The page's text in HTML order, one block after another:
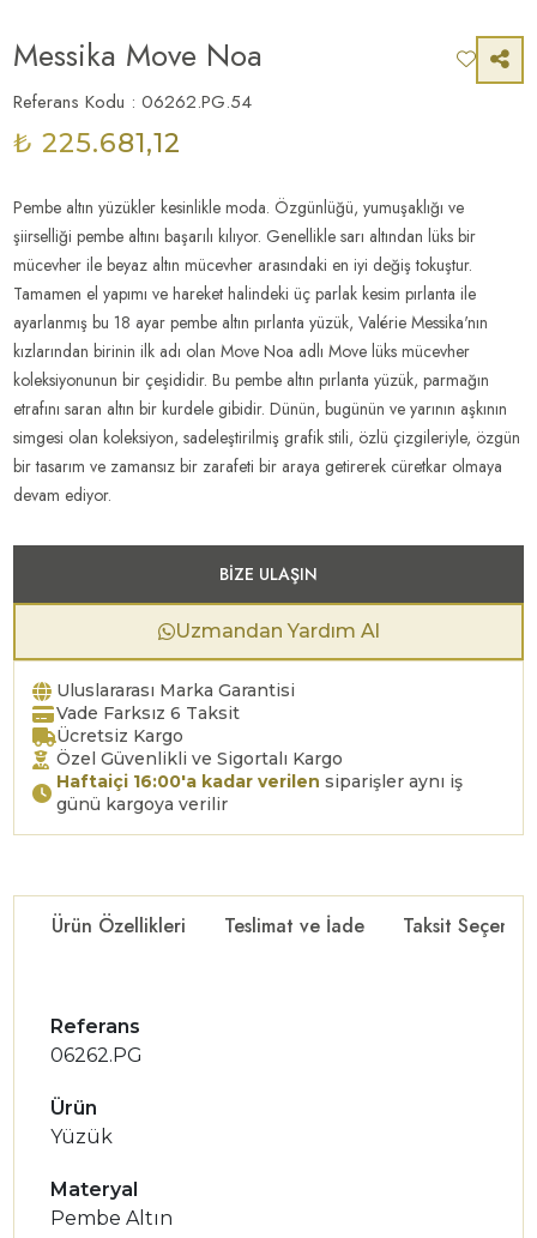
Messika Move Noa
Referans Kodu : 06262.PG.54
₺ 225.681,12
Pembe altın yüzükler kesinlikle moda. Özgünlüğü, yumuşaklığı ve
şiirselliği pembe altını başarılı kılıyor. Genellikle sarı altından lüks bir
mücevher ile beyaz altın mücevher arasındaki en iyi değiş tokuştur.
Tamamen el yapımı ve hareket halindeki üç parlak kesim pırlanta ile
ayarlanmış bu 18 ayar pembe altın pırlanta yüzük, Valérie Messika'nın
kızlarından birinin ilk adı olan Move Noa adlı Move lüks mücevher
koleksiyonunun bir çeşididir. Bu pembe altın pırlanta yüzük, parmağın
etrafını saran altın bir kurdele gibidir. Dünün, bugünün ve yarının aşkının
simgesi olan koleksiyon, sadeleştirilmiş grafik stili, özlü çizgileriyle, özgün
bir tasarım ve zamansız bir zarafeti bir araya getirerek cüretkar olmaya
devam ediyor.
BIZE ULAŞIN
Uzmandan Yardım Al
Uluslararası Marka Garantisi
Vade Farksız 6 Taksit
Ücretsiz Kargo
Özel Güvenlikli ve Sigortalı Kargo
Haftaiçi 16:00'a kadar verilen siparişler aynı iş
günü kargoya verilir
Ürün Özellikleri Teslimat ve İade Taksit
Referans
06262.PG
Ürün
Yüzük
Materyal
Pembe Altın